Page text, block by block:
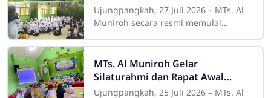
Ekstrakurikuler Tahun Ajaran
2026/2027
Ujungpangkah, 27 Juli 2026 – MTs. Al
Muniroh secara resmi memulai
Tahun Ajaran 2026/2027 dengan
kegiatan Muhadloroh
MTs. Al Muniroh Gelar
Silaturahmi dan Rapat Awal
Tahun Bersama Wali Murid,
Ujungpangkah, 25 Juli 2026 – MTs. Al